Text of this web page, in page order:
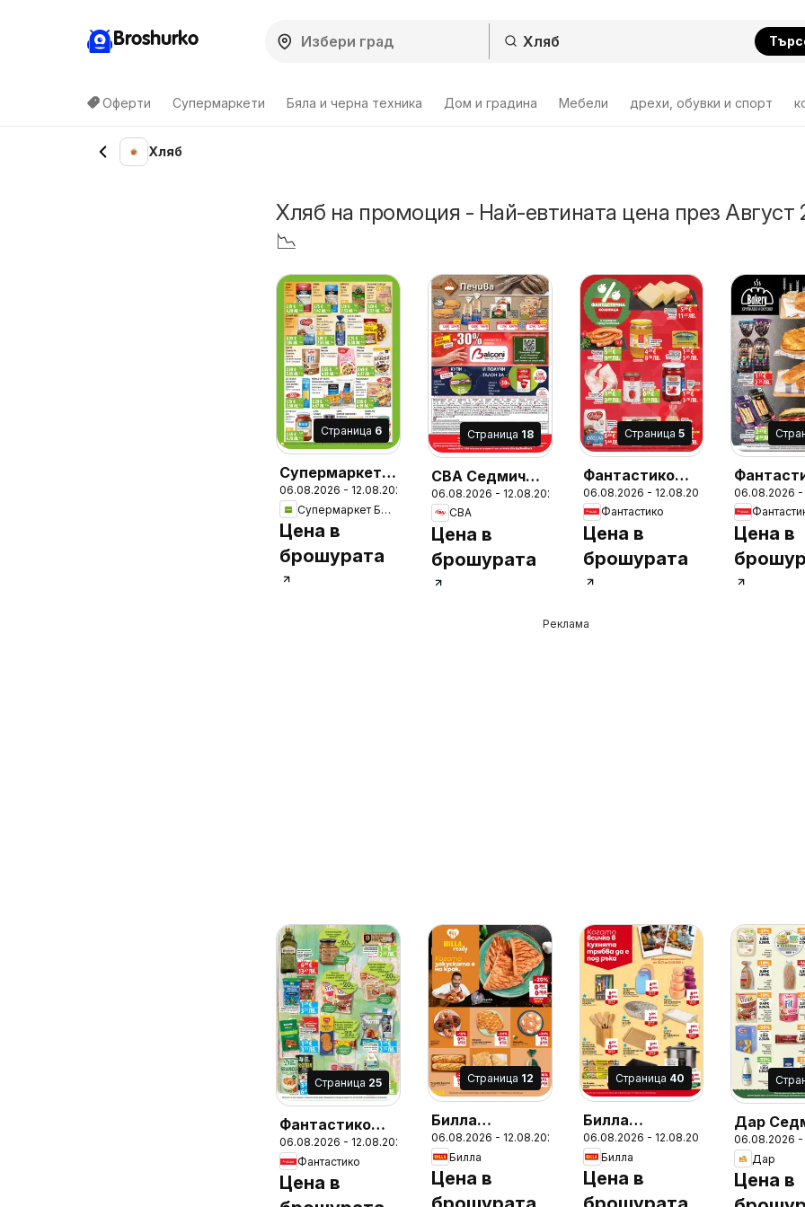
Broshurko
Оферти Супермаркети Бяла и черна техника Дом и градина Мебели дрехи, обувки и спорт
Хляб
Хляб на промоция - Най-евтината цена през Август
📉
Cтраница 6
Супермаркет
Бурлекс
брошура
06.08.2026 - 12.08.2026
Супермаркет Бурлекс
Цена в
брошурата
Cтраница 18
CBA Седмична
брошура
06.08.2026 - 12.08.2026
CBA
Цена в
брошурата
Cтраница5
Фантастико
Седмична
брошура
06.08.2026 - 12.08.2026
Фантастико
Цена в
брошурата
брошура
06.08.2026 -
Цена в
Реклама
Cтраница 25
Фантастико
Седмична
брошура
06.08.2026 - 12.08.2026
Фантастико
Цена в
Cтраница 12
Билла
Седмична
брошура
06.08.2026 - 12.08.2026
Билла
Цена в
Cтраница 40
Билла
Седмична
брошура
06.08.2026 - 12.08.2026
Билла
Цена в
Дар
брошура
06.08.2026 -
Дар
Цена в